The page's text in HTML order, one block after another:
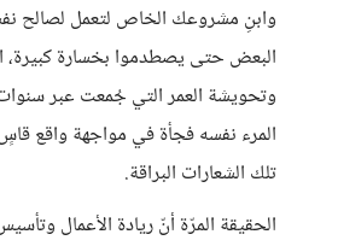
وابنِ مشروعك الخاص لتعمل لصالح
البعض حتى يصطدموا بخسارة كبيرة،
وتحويشة العمر التي جُمعت عبر
المرء نفسه فجأة في مواجهة واقع
تلك الشعارات البراقة.
الحقيقة المرّة أنّ ريادة الأعمال